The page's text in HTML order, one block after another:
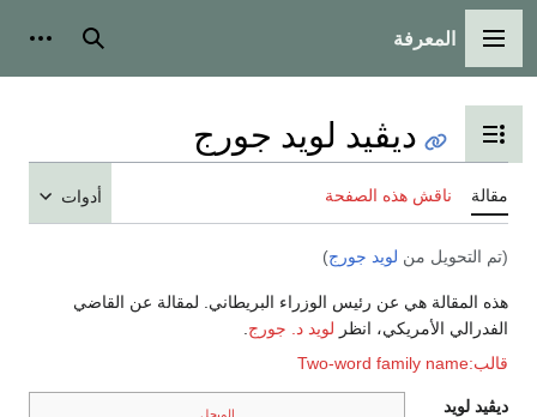
القائمة الرئيسية
المعرفة بحث
تبديل عرض جدول المحتويات
ديڤيد لويد جورج
مقالة ناقش هذه الصفحة أدوات
(تم التحويل من لويد جورج)
هذه المقالة هي عن رئيس الوزراء البريطاني. لمقالة عن القاضي
الفدرالي الأمريكي، انظر لويد د. جورج
قالب:Two-word family name
المبجل
ديڤيد لويد